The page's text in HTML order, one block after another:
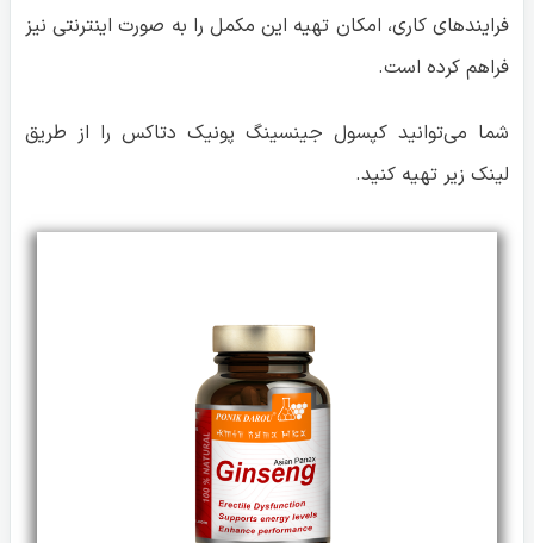
فرایندهای کاری، امکان تهیه این مکمل را به صورت اینترنتی نیز
فراهم کرده است.
شما می‌توانید کپسول جینسینگ پونیک دتاکس را از طریق
لینک زیر تهیه کنید.